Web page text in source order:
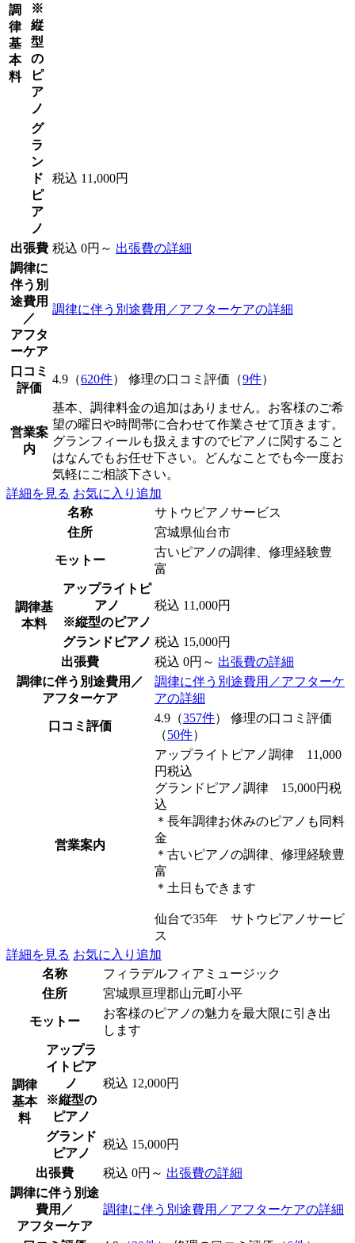
調
律
基
本
料
※
縦
型
の
ピ
ア
ノ
グ
ラ
ン
ド
ピ
ア
ノ
税込 11,000円
出張費 税込 0円～ 出張費の詳細
調律に
伴う別
途費用
／
アフタ
ーケア
調律に伴う別途費用／アフターケアの詳細
口コミ
評価
4.9（620件） 修理の口コミ評価（9件）
営業案
内
基本、調律料金の追加はありません。お客様のご希
望の曜日や時間帯に合わせて作業させて頂きます。
グランフィールも扱えますのでピアノに関すること
はなんでもお任せ下さい。どんなことでも今一度お
気軽にご相談下さい。
詳細を見る お気に入り追加
名称
サトウピアノサービス
住所
宮城県仙台市
モットー
古いピアノの調律、修理経験豊
富
調律基
本料
アップライトピ
アノ
※縦型のピアノ
税込 11,000円
グランドピアノ 税込 15,000円
出張費
税込 0円～ 出張費の詳細
調律に伴う別途費用／
アフターケア
調律に伴う別途費用／アフターケ
アの詳細
口コミ評価
4.9（357件） 修理の口コミ評価
（50件）
営業案内
アップライトピアノ調律 11,000
円税込
グランドピアノ調律 15,000円税
込
＊長年調律お休みのピアノも同料
金
＊古いピアノの調律、修理経験豊
富
＊土日もできます
仙台で35年 サトウピアノサービ
ス
詳細を見る お気に入り追加
名称
フィラデルフィアミュージック
住所
宮城県亘理郡山元町小平
モットー
お客様のピアノの魅力を最大限に引き出
します
調律
基本
料
アップラ
イトピア
ノ
※縦型の
ピアノ
税込 12,000円
グランド
ピアノ
税込 15,000円
出張費 税込 0円～ 出張費の詳細
調律に伴う別途
費用／
アフターケア
調律に伴う別途費用／アフターケアの詳細